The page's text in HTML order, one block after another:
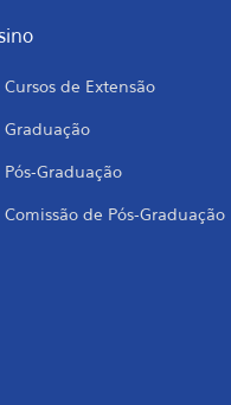
Cursos de Extensão
Graduação
Pós-Graduação
Comissão de Pós-Graduação